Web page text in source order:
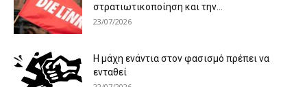
στρατιωτικοποίηση και την...
23/07/2026
Η μάχη ενάντια στον φασισμό πρέπει να
ενταθεί